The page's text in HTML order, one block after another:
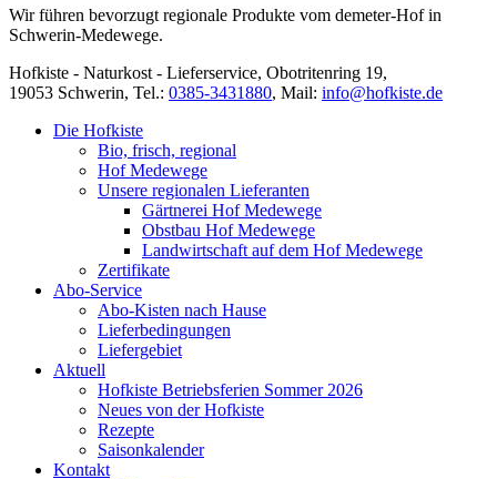
Wir führen bevorzugt regionale Produkte vom demeter-Hof in
Schwerin-Medewege.
Hofkiste - Naturkost - Lieferservice, Obotritenring 19,
19053 Schwerin, Tel.: 0385-3431880, Mail: info@hofkiste.de
Die Hofkiste
Bio, frisch, regional
Hof Medewege
Unsere regionalen Lieferanten
Gärtnerei Hof Medewege
Obstbau Hof Medewege
Landwirtschaft auf dem Hof Medewege
Zertifikate
Abo-Service
Abo-Kisten nach Hause
Lieferbedingungen
Liefergebiet
Aktuell
Hofkiste Betriebsferien Sommer 2026
Neues von der Hofkiste
Rezepte
Saisonkalender
Kontakt